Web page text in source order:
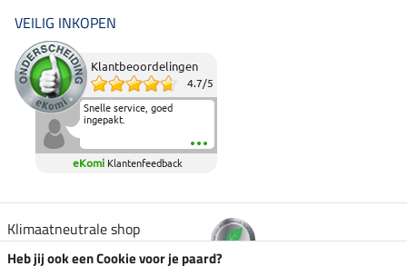
VEILIG INKOPEN
Klantbeoordelingen
4.7/5
Snelle service, goed
ingepakt.
eKomi Klantenfeedback
Klimaatneutrale shop
Heb jij ook een Cookie voor je paard?